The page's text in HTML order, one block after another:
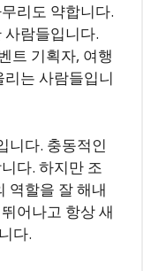
리도 약합니다.
람들입니다.
트 기획자, 여행
는 사람들입니
니다. 충동적인
다. 하지만 조
역할을 잘 해내
어나고 항상 새
다.